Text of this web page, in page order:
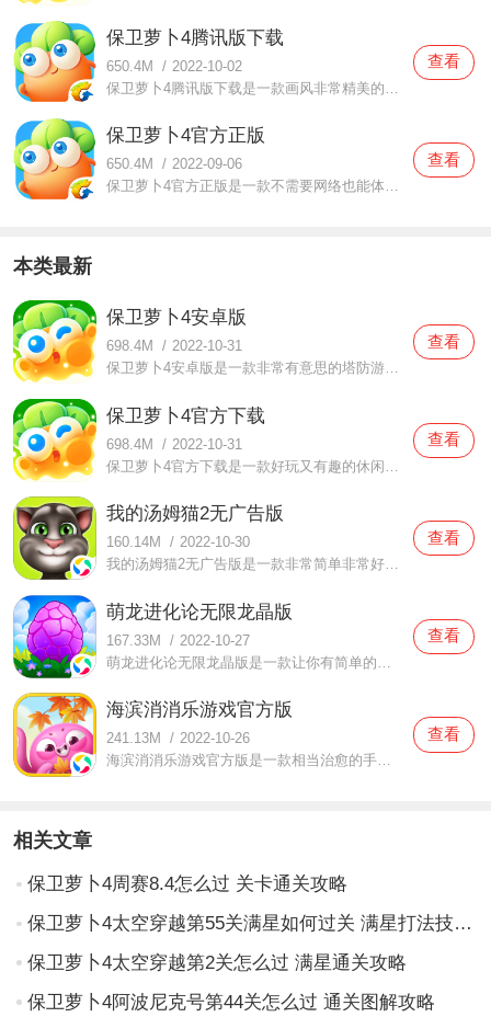
保卫萝卜4腾讯版下载
650.4M / 2022-10-02
查看
保卫萝卜4官方正版
650.4M / 2022-09-06
保卫萝卜4官方正版是一款不需要网络也能体验的策略游戏。在这款保卫萝卜4官方正版中相信有很多玩家们都是体验过的，丰富的关卡都可以自由进行挑战，而且这里面玩家们还可以使用单机体验，再也不用担心会被网络限制了，你想要怎么体验都是可以的，快来一起守护你的小萝卜吧，
查看
本类最新
保卫萝卜4安卓版
698.4M / 2022-10-31
保卫萝卜4安卓版是一款非常有意思的塔防游戏，在这款保卫萝卜4安卓版中非常多的玩家都是喜欢玩的，这里面采用了非常经典的策略玩法，同时还可以勾起很多玩家之前版本的回忆哦，在这个全新的版本中玩家们都可以感受到非常多不一样的玩法，相信你们都会喜欢的哦。还没下载的朋
查看
保卫萝卜4官方下载
698.4M / 2022-10-31
查看
我的汤姆猫2无广告版
160.14M / 2022-10-30
我的汤姆猫2无广告版是一款非常简单非常好玩的手机游戏，我的汤姆猫2无广告版这里的游戏场景可以相互转换，大家在任何时候都可以非常舒适的玩这款游戏，这里的游戏角色非常可爱，很多游戏互动都与之相关，这里还有各种游戏道具可以让你使用，这样的话就会有金币钻石收获，这
查看
萌龙进化论无限龙晶版
167.33M / 2022-10-27
查看
海滨消消乐游戏官方版
241.13M / 2022-10-26
海滨消消乐游戏官方版是一款相当治愈的手机游戏，海滨消消乐游戏官方版这里的游戏内容非常丰富，还有很多游戏关卡可以让你参与，大家可以在任何时候可以参与到游戏当中，无论是什么样的游戏玩法都可以让你尽情尝试，玩家们在游戏当中可以获取特殊道具，这样大家就可以有更
查看
相关文章
保卫萝卜4周赛8.4怎么过 关卡通关攻略
保卫萝卜4太空穿越第55关满星如何过关 满星打法技巧解析与推荐
保卫萝卜4太空穿越第2关怎么过 满星通关攻略
保卫萝卜4阿波尼克号第44关怎么过 通关图解攻略